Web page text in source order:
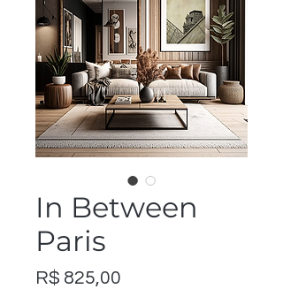
In Between
Paris
R$ 825,00